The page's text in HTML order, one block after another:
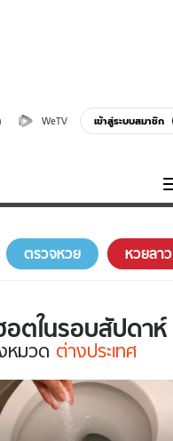
WeTV เข้าสู่ระบบสมาชิก
ความรู้รอบตัว
ฮาวทู
ตรวจหวย หวยลาว
อตในรอบสัปดาห์
หมวด ต่างประเทศ